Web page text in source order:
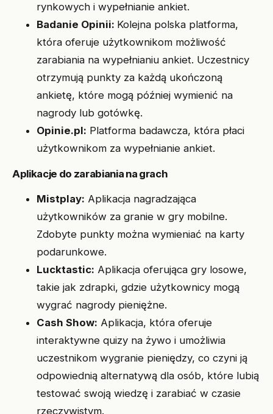
rynkowych i wypełnianie ankiet.
Badanie Opinii: Kolejna polska platforma,
która oferuje użytkownikom możliwość
zarabiania na wypełnianiu ankiet. Uczestnicy
otrzymują punkty za każdą ukończoną
ankietę, które mogą później wymienić na
nagrody lub gotówkę.
Opinie.pl: Platforma badawcza, która płaci
użytkownikom za wypełnianie ankiet.
Aplikacje do zarabiania na grach
Mistplay: Aplikacja nagradzająca
użytkowników za granie w gry mobilne.
Zdobyte punkty można wymieniać na karty
podarunkowe.
Lucktastic: Aplikacja oferująca gry losowe,
takie jak zdrapki, gdzie użytkownicy mogą
wygrać nagrody pieniężne.
Cash Show: Aplikacja, która oferuje
interaktywne quizy na żywo i umożliwia
uczestnikom wygranie pieniędzy, co czyni ją
odpowiednią alternatywą dla osób, które lubią
testować swoją wiedzę i zarabiać w czasie
rzeczywistym.